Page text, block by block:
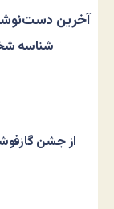
آخرین
شناسه
از جشن